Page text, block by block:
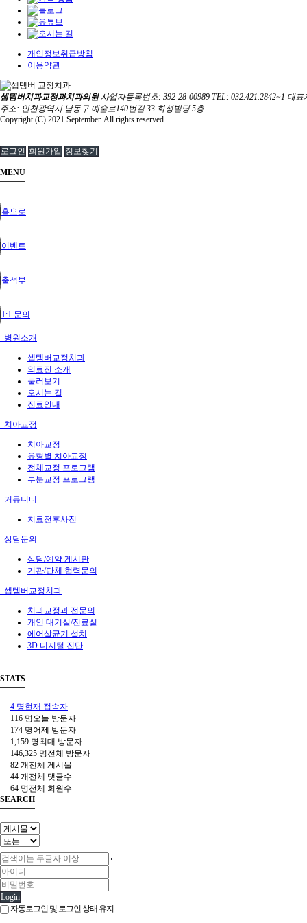
개인정보취급방침
이용약관
셉템버치과교정과치과의원 사업자등록번호: 392-28-00989 TEL: 032.421.2842~1 대표
주소: 인천광역시 남동구 예술로140번길 33 화성빌딩 5층
Copyright (C) 2021 September. All rights reserved.
로그인 회원가입 정보찾기
MENU
홈으로
이벤트
출석부
1:1 문의
병원소개
셉템버교정치과
의료진 소개
둘러보기
오시는 길
진료안내
치아교정
치아교정
유형별 치아교정
전체교정 프로그램
부분교정 프로그램
커뮤니티
치료전후사진
상담문의
상담/예약 게시판
기관/단체 협력문의
셉템버교정치과
치과교정과 전문의
개인 대기실/진료실
에어살균기 설치
3D 디지털 진단
STATS
4 명현재 접속자
116 명오늘 방문자
174 명어제 방문자
1,159 명최대 방문자
146,325 명전체 방문자
82 개 전체 게시물
44 개 전체 댓글수
64 명전체 회원수
SEARCH
Login
자동로그인 및 로그인 상태 유지